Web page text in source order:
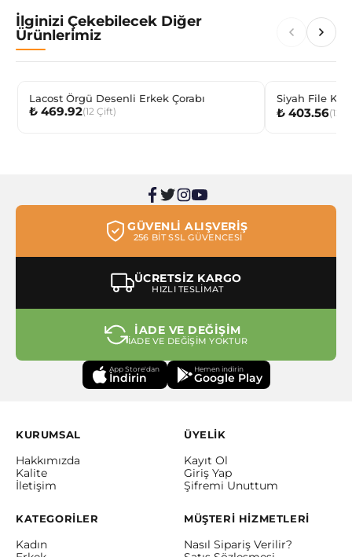
İlginizi Çekebilecek Diğer
Ürünlerimiz
Lacost Örgü Desenli Erkek Çorabı
₺ 469.92(12 Çift)
Siyah File
₺ 403.56(12
GÜVENLİ ALIŞVERİŞ
256 BİT SSL GÜVENCESİ
ÜCRETSİZ KARGO
HIZLI TESLİMAT
İADE VE DEĞİŞİM
İADE VE DEĞİŞİM YOKTUR
App Store'dan
İndirin
Hemen indirin
Google Play
KURUMSAL
Hakkımızda
Kalite
İletişim
ÜYELİK
Kayıt Ol
Giriş Yap
Şifremi Unuttum
KATEGORİLER
Kadın
MÜŞTERİ HİZMETLERİ
Nasıl Sipariş Verilir?